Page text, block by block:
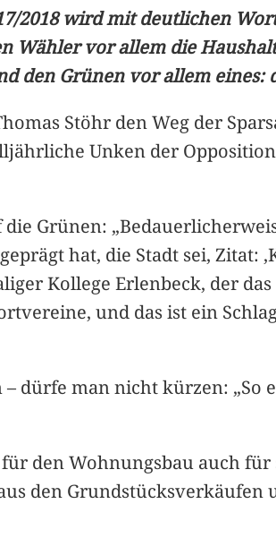
2018 wird mit deutlichen
Wähler vor allem die
den Grünen vor allem eines:
Stöhr den Weg der
Unken der
Grünen:
hat, die Stadt sei, Zitat:
Kollege Erlenbeck, der
und das ist ein
dürfe man nicht kürzen:
den Wohnungsbau auch für
den Grundstücksverkäufen